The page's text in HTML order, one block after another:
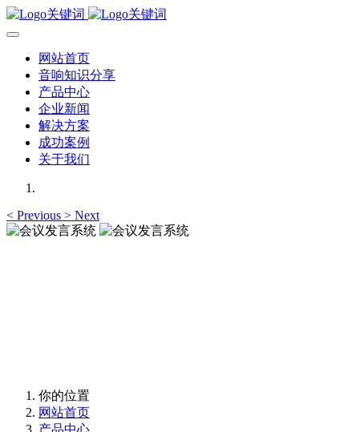
网站首页
音响知识分享
产品中心
企业新闻
解决方案
成功案例
关于我们
< Previous > Next
你的位置
网站首页
产品中心